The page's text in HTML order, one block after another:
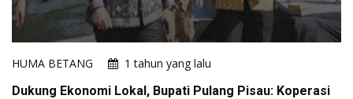
HUMA BETANG
1 tahun yang lalu
Dukung Ekonomi Lokal, Bupati Pulang Pisau: Koperasi